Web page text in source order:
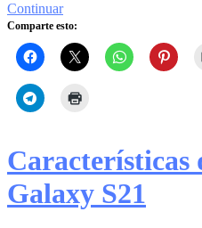
Continuar
Comparte esto:
Características
Galaxy S21